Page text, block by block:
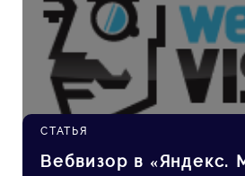
СТАТЬЯ
Вебвизор в «Яндекс.